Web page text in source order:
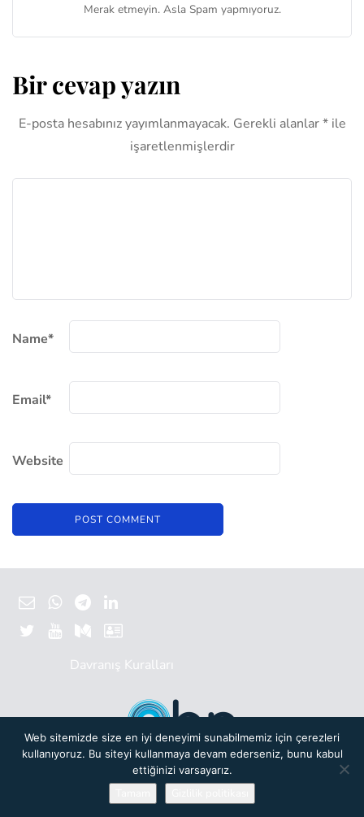
Merak etmeyin. Asla Spam yapmıyoruz.
Bir cevap yazın
E-posta hesabınız yayımlanmayacak. Gerekli alanlar*ile
işaretlenmişlerdir
Name*
Email*
Website
Davranış Kuralları
Başlangıç Noktası bir yeni nesilTürkiye Bilişim Vakfı (TBV)oluşumudur.
© 2019 Başlangıç Noktası. Her hakkı saklıdır. Gizlilik Politikası.
Powered by
Web sitemizde size en iyi deneyimi sunabilmemiz için çerezleri
kullanıyoruz. Bu siteyi kullanmaya devam ederseniz, bunu kabul
ettiğinizi varsayarız.